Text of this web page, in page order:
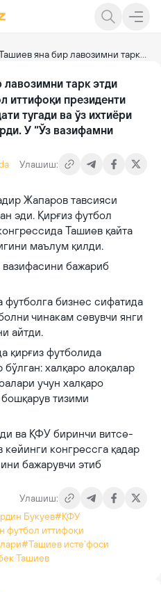
яна бир лавозимни тарк этди
тарк этди
иттифоқи президенти
тугади ва ўз ихтиёри
У “Ўз вазифамни
Улашиш:
Жапаров тавсияси
эди. Қирғиз футбол
Ташиев қайта
маълум қилди.
вазифасини бажариб
футболга бизнес сифатида
чинакам севувчи янги
айтди.
қирғиз футболида
халқаро алоқалар
учун халқаро
тизими
ва ҚФУ биринчи витсе-
конгрессга қадар
бажарувчи этиб
Улашиш:
Букуев#ҚФУ
футбол иттифоқи
#Ташиев исте’фоси
Ташиев